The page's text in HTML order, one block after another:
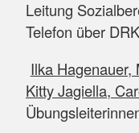
Leitung
Telefon über
Ilka Hagenauer,
Kitty Jagiella,